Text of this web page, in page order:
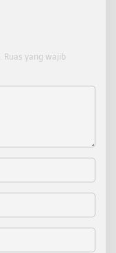
Ruas yang wajib